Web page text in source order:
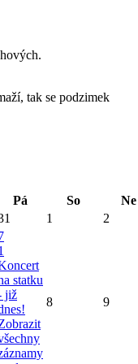
tak se podzimek
Pá So
Ne
1 2
statku
již
8 9